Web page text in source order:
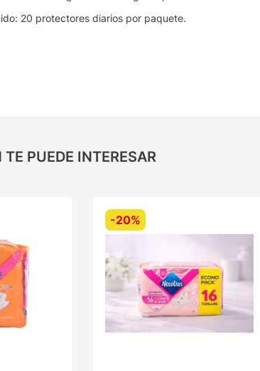
20 protectores diarios por paquete.
TE PUEDE INTERESAR
-20%